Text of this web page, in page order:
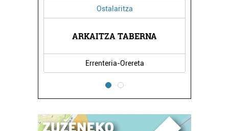
Ostalaritza
ARKAITZA TABERNA
Errenteria-Orereta